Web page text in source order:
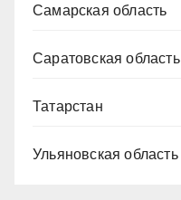
Самарская область
Саратовская область
Татарстан
Ульяновская область